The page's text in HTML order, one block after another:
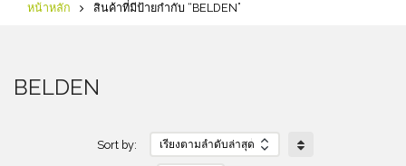
หน้าหลัก สินค้าที่มีป้ายกำกับ “BELDEN”
BELDEN
Sort by: